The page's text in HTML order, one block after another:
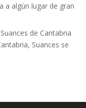
a algún lugar de gran
de Cantabria
Suances se